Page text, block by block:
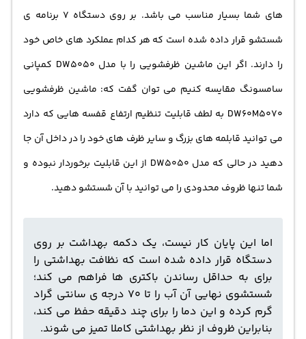
های شما بسیار مناسب می باشد. بر روی دستگاه 7 برنامه ی
شستشو قرار داده شده است که هر کدام عملکرد های خاص خود
را دارند. اگر این ماشین ظرفشویی را با مدل DW5050 کمپانی
سامسونگ مقایسه کنیم می توان گفت که: ماشین ظرفشویی
DW60M5070 به لطف قابلیت تنظیم ارتفاع قفسه هایی که دارد
می توانید قابلمه های بزرگ و سایر ظرف های خود را در داخل آن جا
دهید در حالی که مدل DW5050 از این قابلیت برخوردار نبوده و
شما تنها ظروف محدودی را می توانید با آن شستشو دهید.
اما این پایان کار نیست، یک دکمه بهداشت بر روی
دستگاه قرار داده شده است که نظافت بهداشتی را
برای به حداقل رساندن باکتری ها فراهم می کند؛
شستشوی نهایی آن آب را تا 70 درجه ی سانتی گراد
گرم کرده و این دما را برای چند دقیقه حفظ می کند،
بنابراین ظروف از نظر بهداشتی کاملا تمیز می شوند.